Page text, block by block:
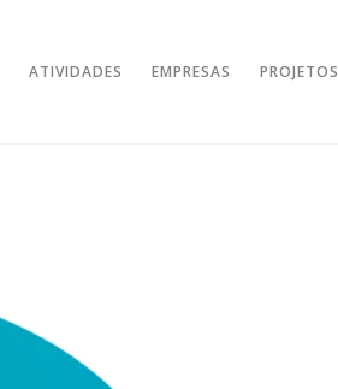
ATIVIDADES EMPRESAS PROJETOS